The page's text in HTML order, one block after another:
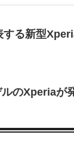
る新型
のXperiaが